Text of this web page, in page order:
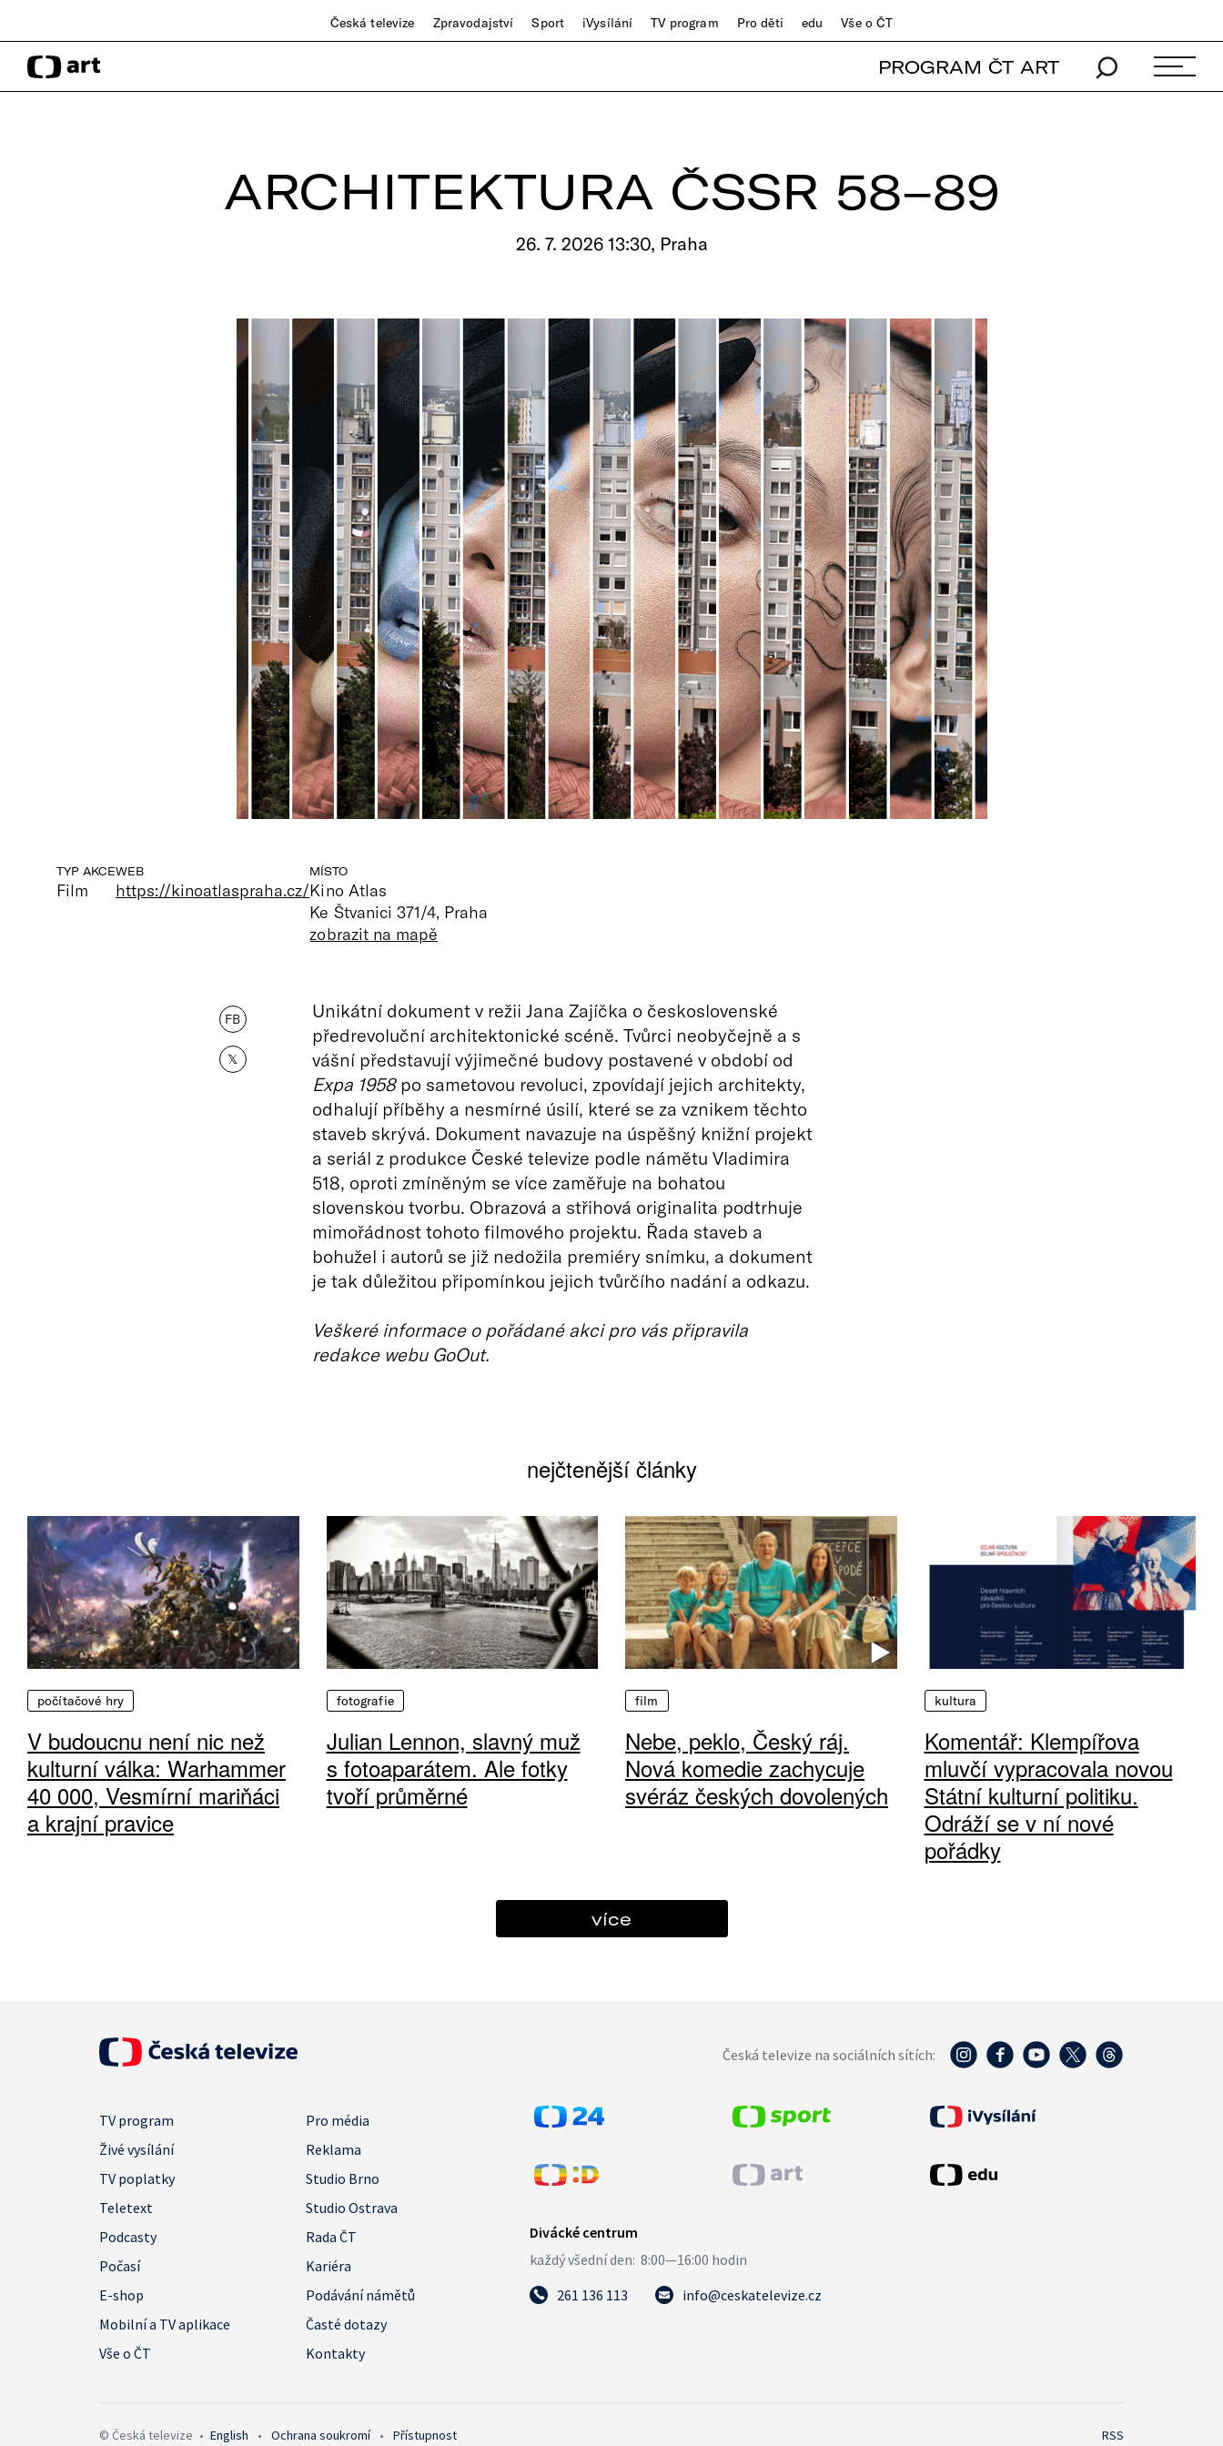
Česká televize Zpravodajství Sport iVysílání TV program Pro děti edu Vše o ČT
PROGRAM ČT ART
ARCHITEKTURA ČSSR 58–89
26. 7. 2026 13:30, Praha
TYP AKCE
Film
WEB
https://kinoatlaspraha.cz/
MÍSTO
Kino Atlas
Ke Štvanici 371/4, Praha
zobrazit na mapě
FB
𝕏
Unikátní dokument v režii Jana Zajíčka o československé
předrevoluční architektonické scéně. Tvůrci neobyčejně a s
vášní představují výjimečné budovy postavené v období od
Expa 1958po sametovou revoluci, zpovídají jejich architekty,
odhalují příběhy a nesmírné úsilí, které se za vznikem těchto
staveb skrývá. Dokument navazuje na úspěšný knižní projekt
a seriál z produkce České televize podle námětu Vladimira
518, oproti zmíněným se více zaměřuje na bohatou
slovenskou tvorbu. Obrazová a střihová originalita podtrhuje
mimořádnost tohoto filmového projektu. Řada staveb a
bohužel i autorů se již nedožila premiéry snímku, a dokument
je tak důležitou připomínkou jejich tvůrčího nadání a odkazu.
Veškeré informace o pořádané akci pro vás připravila
redakce webu GoOut.
nejčtenější články
počítačové hry
V budoucnu není nic než
kulturní válka: Warhammer
40 000, Vesmírní mariňáci
a krajní pravice
fotografie
Julian Lennon, slavný muž
s fotoaparátem. Ale fotky
tvoří průměrné
film
Nebe, peklo, Český ráj.
Nová komedie zachycuje
svéráz českých dovolených
kultura
Komentář: Klempířova
mluvčí vypracovala novou
Státní kulturní politiku.
Odráží se v ní nové
pořádky
více
Česká televize na sociálních sítích:
TV program
Pro média
Živé vysílání
Reklama
TV poplatky
Studio Brno
Teletext
Studio Ostrava
Podcasty
Rada ČT
Počasí
Kariéra
E-shop
Podávání námětů
Mobilní a TV aplikace
Časté dotazy
Vše o ČT
Kontakty
261 136 113 info@ceskatelevize.cz
© Česká televize • English • Ochrana soukromí • Přístupnost RSS